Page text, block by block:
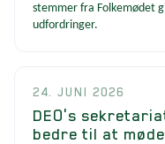
stemmer fra Folkemødet
udfordringer.
24. JUNI 2026
DEO's
bedre til at